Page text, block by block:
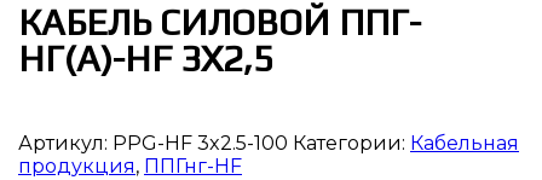
КАБЕЛЬ СИЛОВОЙ ППГ-
НГ(А)-HF 3Х2,5
Артикул: PPG-HF 3x2.5-100 Категории: Кабельная
продукция, ППГнг-HF